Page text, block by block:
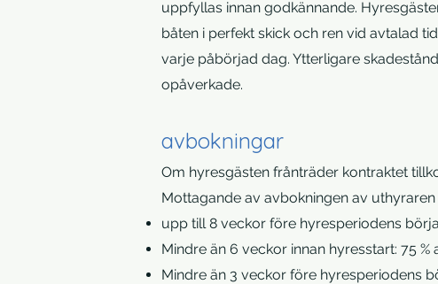
uppfyllas innan godkännande.
båten i perfekt skick och ren vid avtalad
varje påbörjad dag. Ytterligare
opåverkade.
avbokningar
Om hyresgästen frånträder kontraktet
Mottagande av avbokningen av uthyraren
upp till 8 veckor före hyresperiodens
Mindre än 6 veckor innan hyresstart: 75 %
Mindre än 3 veckor före hyresperiodens